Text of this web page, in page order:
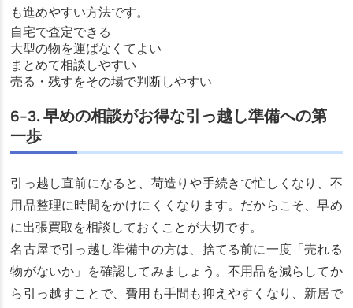
も進めやすい方法です。
自宅で査定できる
大型の物を運ばなくてよい
まとめて相談しやすい
売る・残すをその場で判断しやすい
6-3. 早めの相談がお得な引っ越し準備への第
一歩
引っ越し直前になると、荷造りや手続きで忙しくなり、不
用品整理に時間をかけにくくなります。だからこそ、早め
に出張買取を相談しておくことが大切です。
名古屋で引っ越し準備中の方は、捨てる前に一度「売れる
物がないか」を確認してみましょう。不用品を減らしてか
ら引っ越すことで、費用も手間も抑えやすくなり、新居で